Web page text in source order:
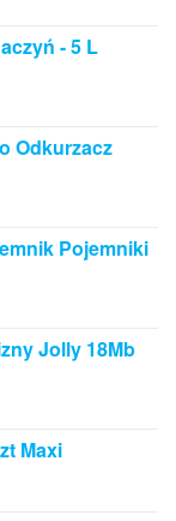
- 5 L
Odkurzacz
Pojemniki
Jolly 18Mb
Maxi